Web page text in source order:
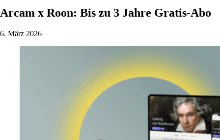
Arcam x Roon: Bis zu 3 Jahre Gratis-Abo
6. März 2026